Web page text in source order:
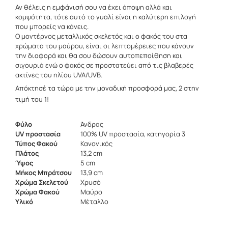
Αν θέλεις η εμφάνισή σου να έχει άποψη αλλά και
κομψότητα, τότε αυτό το γυαλί είναι η καλύτερη επιλογή
που μπορείς να κάνεις.
Ο μοντέρνος μεταλλικός σκελετός και ο φακός του στα
χρώματα του μαύρου, είναι οι λεπτομέρειες που κάνουν
την διαφορά και θα σου δώσουν αυτοπεποίθηση και
σιγουριά ενώ ο φακός σε προστατεύει από τις βλαβερές
ακτίνες του ηλίου UVA/UVB.
Απόκτησέ τα τώρα με την μοναδική προσφορά μας, 2 στην
τιμή του 1!
Φύλο
Άνδρας
UV προστασία
100% UV προστασία, κατηγορία 3
Τύπος Φακού
Κανονικός
Πλάτος
13,2 cm
Ύψος
5 cm
Μήκος Μπράτσου
13,9 cm
Χρώμα Σκελετού
Χρυσό
Χρώμα Φακού
Μαύρο
Υλικό
Μέταλλο